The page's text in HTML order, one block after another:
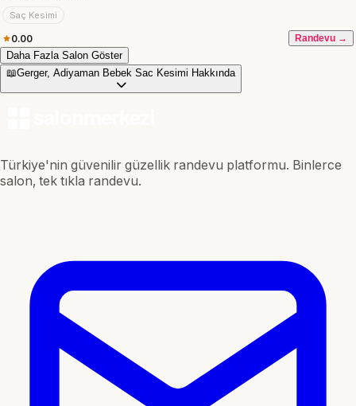
Saç Kesimi
0.00 Randevu →
Daha Fazla Salon Göster
📖Gerger, Adiyaman Bebek Sac Kesimi Hakkında
Türkiye'nin güvenilir güzellik randevu platformu. Binlerce
salon, tek tıkla randevu.